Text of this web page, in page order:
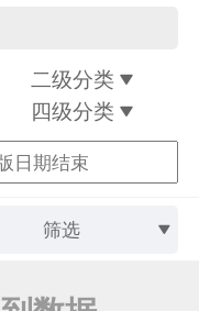
二级分类
四级分类
筛选